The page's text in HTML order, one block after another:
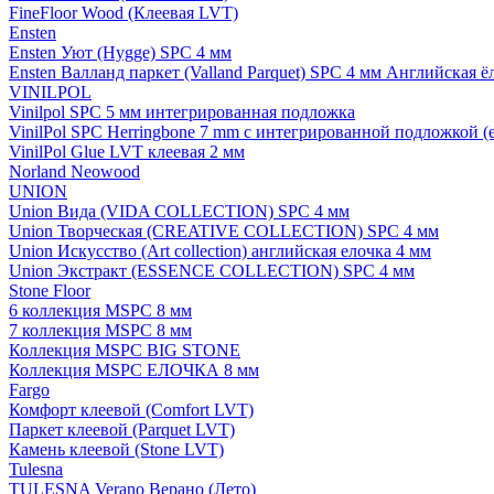
FineFloor Wood (Клеевая LVT)
Ensten
Ensten Уют (Hygge) SPC 4 мм
Ensten Валланд паркет (Valland Parquet) SPC 4 мм Английская
VINILPOL
Vinilpol SPC 5 мм интегрированная подложка
VinilPol SPC Herringbone 7 mm с интегрированной подложкой
VinilPol Glue LVT клеевая 2 мм
Norland Neowood
UNION
Union Вида (VIDA COLLECTION) SPC 4 мм
Union Творческая (CREATIVE COLLECTION) SPC 4 мм
Union Искусство (Art collection) английская елочка 4 мм
Union Экстракт (ESSENCE COLLECTION) SPC 4 мм
Stone Floor
6 коллекция MSPC 8 мм
7 коллекция MSPC 8 мм
Коллекция MSPC BIG STONE
Коллекция MSPC ЕЛОЧКА 8 мм
Fargo
Комфорт клеевой (Comfort LVT)
Паркет клеевой (Parquet LVT)
Камень клеевой (Stone LVT)
Tulesna
TULESNA Verano Верано (Лето)